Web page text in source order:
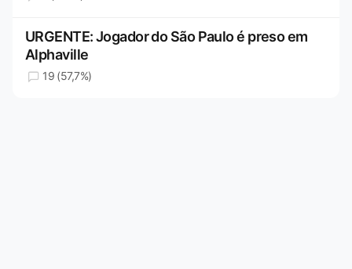
URGENTE: Jogador do São Paulo é preso em
Alphaville
19 (57,7%)